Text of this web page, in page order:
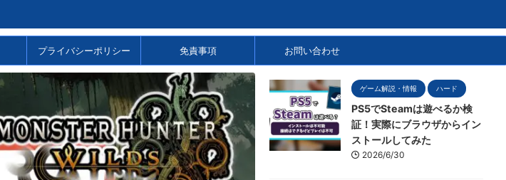
プライバシーポリシー 免責事項 お問い合わせ
ゲーム解説・情報 ハード
PS5でSteamは遊べるか検
証！実際にブラウザからイン
ストールしてみた
2026/6/30